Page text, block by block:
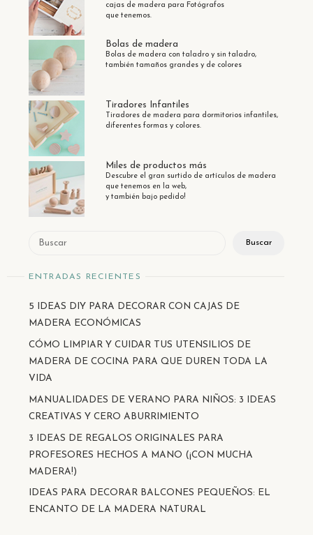
cajas de madera para Fotógrafos
que tenemos.
Bolas de madera
Bolas de madera con taladro y sin taladro,
también tamaños grandes y de colores
Tiradores Infantiles
Tiradores de madera para dormitorios infantiles,
diferentes formas y colores.
Miles de productos más
Descubre el gran surtido de artículos de madera
que tenemos en la web,
y también bajo pedido!
Buscar
Buscar
ENTRADAS RECIENTES
5 IDEAS DIY PARA DECORAR CON CAJAS DE
MADERA ECONÓMICAS
CÓMO LIMPIAR Y CUIDAR TUS UTENSILIOS DE
MADERA DE COCINA PARA QUE DUREN TODA LA
VIDA
MANUALIDADES DE VERANO PARA NIÑOS: 3 IDEAS
CREATIVAS Y CERO ABURRIMIENTO
3 IDEAS DE REGALOS ORIGINALES PARA
PROFESORES HECHOS A MANO (¡CON MUCHA
MADERA!)
IDEAS PARA DECORAR BALCONES PEQUEÑOS: EL
ENCANTO DE LA MADERA NATURAL